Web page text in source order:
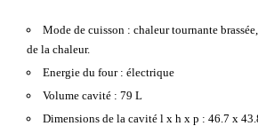
Mode de cuisson : chaleur tournante
de la chaleur.
Energie du four : électrique
Volume cavité : 79 L
Dimensions de la cavité l x h x p : 46.7 x